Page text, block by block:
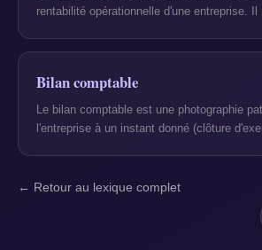
rentabilité opérationnelle d'une entreprise. Il
Bilan comptable
Le bilan comptable est une photographie
l'entreprise à un instant donné (clôture
← Retour au lexique complet